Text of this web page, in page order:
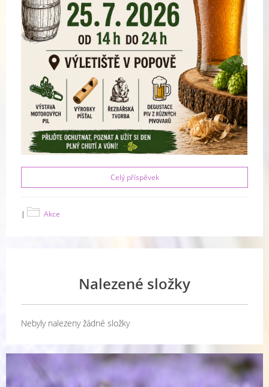
Celý příspěvek
| Akce
Nalezené složky
Nebyly nalezeny žádné složky